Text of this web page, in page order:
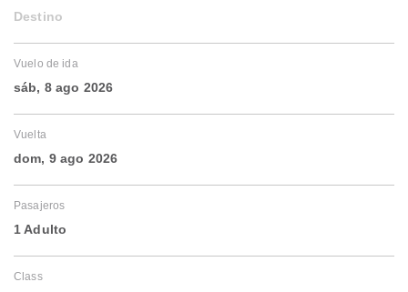
Destino
Vuelo de ida
sáb, 8 ago 2026
Vuelta
dom, 9 ago 2026
Pasajeros
1 Adulto
Class